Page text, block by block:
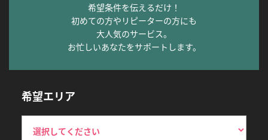
希望条件を伝えるだけ！
初めての方やリピーターの方にも
大人気のサービス。
お忙しいあなたをサポートします。
希望エリア